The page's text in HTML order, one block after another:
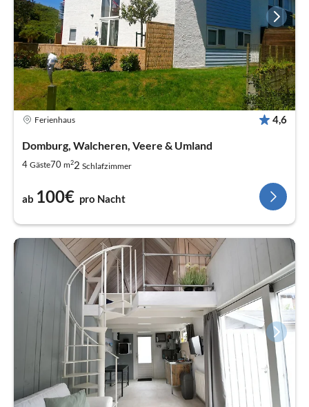
Ferienhaus 4,6
Domburg, Walcheren, Veere & Umland
4 Gäste70 m22 Schlafzimmer
ab 100€ pro Nacht